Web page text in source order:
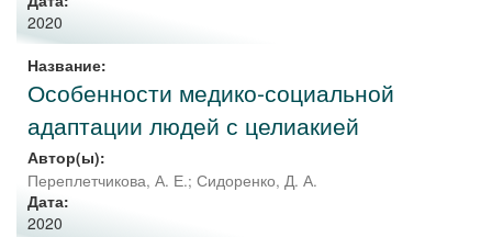
2020
Название:
Особенности медико-социальной
адаптации людей с целиакией
Автор(ы):
Переплетчикова, А. Е.; Сидоренко, Д. А.
Дата:
2020